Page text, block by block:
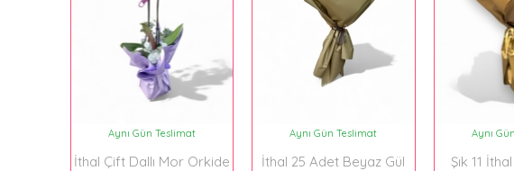
Aynı Gün Teslimat
İthal Çift Dallı Mor Orkide
Aynı Gün Teslimat
İthal 25 Adet Beyaz Gül
Aynı
Şık 11